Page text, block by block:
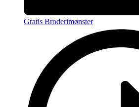
Gratis Broderimønster